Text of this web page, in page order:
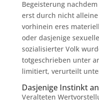
Begeisterung
erst durch nicht
vorhinein eres
oder dasjenige
sozialisierter Volk
totgeschrieben unter
limitiert, verurteilt
Dasjenige Instinkt
Veralteten